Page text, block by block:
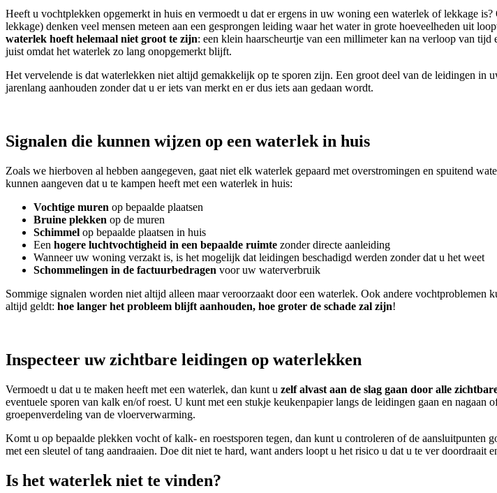
Heeft u vochtplekken opgemerkt in huis en vermoedt u dat er ergens in uw woning een waterlek of lekkage
lekkage) denken veel mensen meteen aan een gesprongen leiding waar het water in grote hoeveelheden uit
waterlek hoeft helemaal niet groot te zijn: een klein haarscheurtje van een millimeter kan na verloop van
juist omdat het waterlek zo lang onopgemerkt blijft.
Het vervelende is dat waterlekken niet altijd gemakkelijk op te sporen zijn. Een groot deel van de leidingen
jarenlang aanhouden zonder dat u er iets van merkt en er dus iets aan gedaan wordt.
Signalen die kunnen wijzen op een waterlek in huis
Zoals we hierboven al hebben aangegeven, gaat niet elk waterlek gepaard met overstromingen en spuitend
kunnen aangeven dat u te kampen heeft met een waterlek in huis:
Vochtige muren op bepaalde plaatsen
Bruine plekken op de muren
Schimmel op bepaalde plaatsen in huis
Een hogere luchtvochtigheid in een bepaalde ruimte zonder directe aanleiding
Wanneer uw woning verzakt is, is het mogelijk dat leidingen beschadigd werden zonder dat u het weet
Schommelingen in de factuurbedragen voor uw waterverbruik
Sommige signalen worden niet altijd alleen maar veroorzaakt door een waterlek. Ook andere
altijd geldt: hoe langer het probleem blijft aanhouden, hoe groter de schade zal zijn!
Inspecteer uw zichtbare leidingen op waterlekken
Vermoedt u dat u te maken heeft met een waterlek, dan kunt u zelf alvast aan de slag gaan door alle
eventuele sporen van kalk en/of roest. U kunt met een stukje keukenpapier langs de leidingen gaan en
groepenverdeling van de vloerverwarming.
Komt u op bepaalde plekken vocht of kalk- en roestsporen tegen, dan kunt u controleren of de
met een sleutel of tang aandraaien. Doe dit niet te hard, want anders loopt u het risico u dat u te ver doordraait
Is het waterlek niet te vinden?